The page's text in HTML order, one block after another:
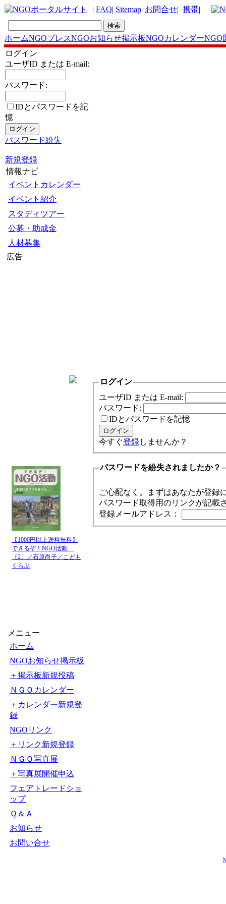
| FAQ| Sitemap| お問合せ| 携帯|
ホームNGOプレスNGOお知らせ掲示板NGOカレンダーNGO
ログイン
ユーザID または E-mail:
パスワード:
IDとパスワードを記
憶
パスワード紛失
新規登録
情報ナビ
イベントカレンダー
イベント紹介
スタディツアー
公募・助成金
人材募集
広告
【1000円以上送料無料】
できるぞ！NGO活動
〔2〕／石原尚子／こども
くらぶ
メニュー
ホーム
NGOお知らせ掲示板
＋掲示板新規投稿
ＮＧＯカレンダー
＋カレンダー新規登
録
NGOリンク
＋リンク新規登録
ＮＧＯ写真展
＋写真展開催申込
フェアトレードショ
ップ
Ｑ＆Ａ
お知らせ
お問い合せ
ログイン
ユーザID または E-mail:
パスワード:
IDとパスワードを記憶
今すぐ登録しませんか？
パスワードを紛失されましたか？
ご心配なく。まずはあなたが登録
パスワード取得用のリンクが記載
登録メールアドレス：